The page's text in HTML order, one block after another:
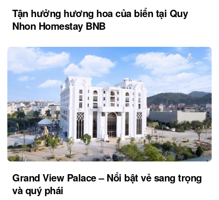
Tận hưởng hương hoa của biển tại Quy
Nhon Homestay BNB
Grand View Palace – Nổi bật vẻ sang trọng
và quý phái